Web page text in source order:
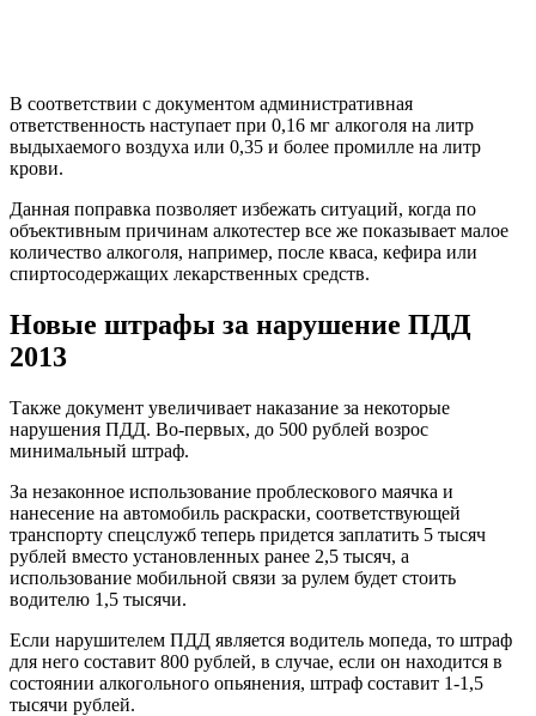
В соответствии с документом административная
ответственность наступает при 0,16 мг алкоголя на литр
выдыхаемого воздуха или 0,35 и более промилле на литр
крови.
Данная поправка позволяет избежать ситуаций, когда по
объективным причинам алкотестер все же показывает малое
количество алкоголя, например, после кваса, кефира или
спиртосодержащих лекарственных средств.
Новые штрафы за нарушение ПДД
2013
Также документ увеличивает наказание за некоторые
нарушения ПДД. Во-первых, до 500 рублей возрос
минимальный штраф.
За незаконное использование проблескового маячка и
нанесение на автомобиль раскраски, соответствующей
транспорту спецслужб теперь придется заплатить 5 тысяч
рублей вместо установленных ранее 2,5 тысяч, а
использование мобильной связи за рулем будет стоить
водителю 1,5 тысячи.
Если нарушителем ПДД является водитель мопеда, то штраф
для него составит 800 рублей, в случае, если он находится в
состоянии алкогольного опьянения, штраф составит 1-1,5
тысячи рублей.